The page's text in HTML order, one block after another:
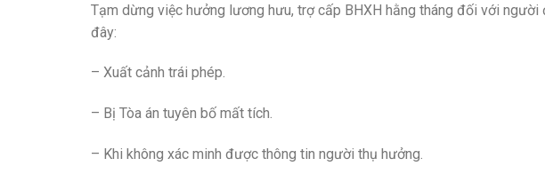
Tạm dừng việc hưởng lương hưu, trợ cấp BHXH hằng tháng đối với
đây:
– Xuất cảnh trái phép.
– Bị Tòa án tuyên bố mất tích.
– Khi không xác minh được thông tin người thụ hưởng.